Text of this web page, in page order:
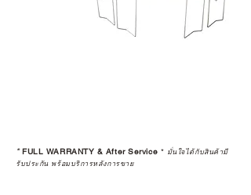
https://www.campstudio.co.th/
*FULL WARRANTY & After Service * มั่นใจได้กับสินค้ามี
รับประกัน พร้อมบริการหลังการขาย